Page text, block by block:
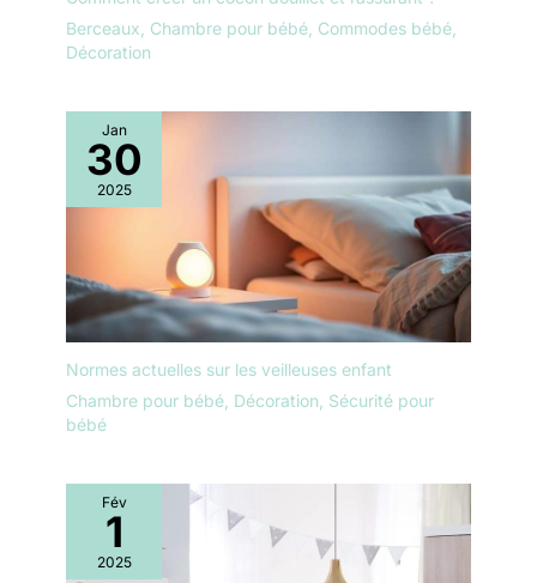
Berceaux Chambre pour bébé Commodes bébé
Décoration
Jan
30
2025
Normes actuelles sur les veilleuses enfant
Chambre pour bébé Décoration Sécurité pour
bébé
Fév
1
2025